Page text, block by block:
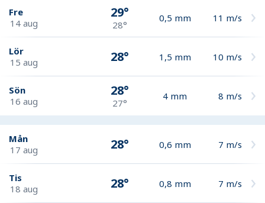
Fre
14 aug
29°
28°
0,5 mm 11 m/s
Lör
15 aug
28° 1,5 mm 10 m/s
Sön
16 aug
28°
27°
4 mm 8 m/s
Mån
17 aug
28° 0,6 mm 7 m/s
Tis
18 aug
28° 0,8 mm 7 m/s